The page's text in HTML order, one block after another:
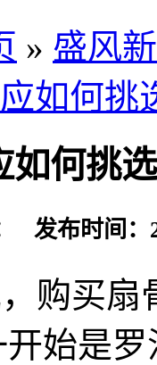
» 盛风
如何挑
如何挑
发布时间：
购买
始是